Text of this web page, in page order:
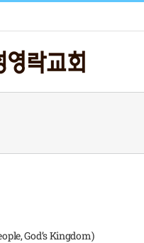
God’s Kingdom)